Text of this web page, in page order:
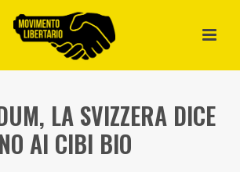
LA SVIZZERA DICE
NO AI CIBI BIO